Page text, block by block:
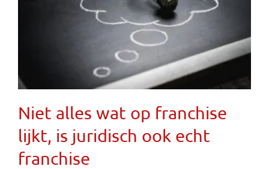
Niet alles wat op franchise
lijkt, is juridisch ook echt
franchise